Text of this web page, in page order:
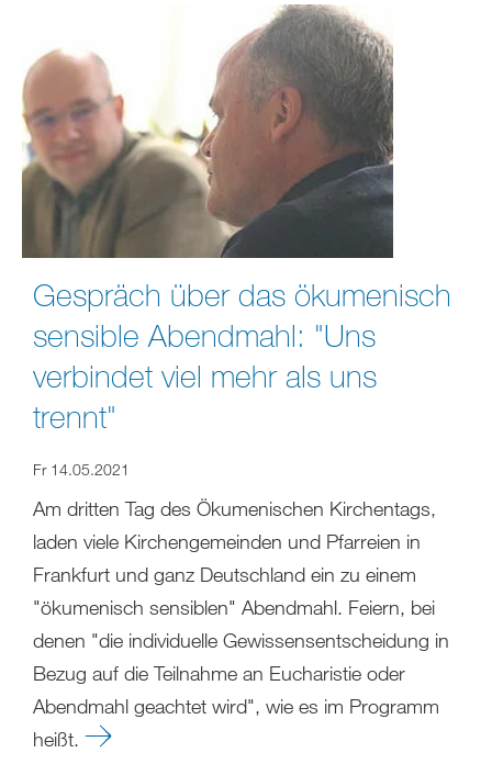
Gespräch über das ökumenisch
sensible Abendmahl: "Uns
verbindet viel mehr als uns
trennt"
Fr 14.05.2021
Am dritten Tag des Ökumenischen Kirchentags,
laden viele Kirchengemeinden und Pfarreien in
Frankfurt und ganz Deutschland ein zu einem
"ökumenisch sensiblen" Abendmahl. Feiern, bei
denen "die individuelle Gewissensentscheidung in
Bezug auf die Teilnahme an Eucharistie oder
Abendmahl geachtet wird", wie es im Programm
heißt.